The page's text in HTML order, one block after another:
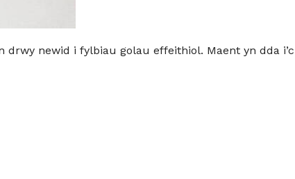
newid i fylbiau golau effeithiol. Maent yn dda